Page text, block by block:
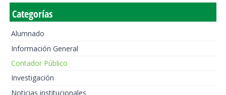
Categorías
Alumnado
Información General
Contador Público
Investigación
Noticias institucionales